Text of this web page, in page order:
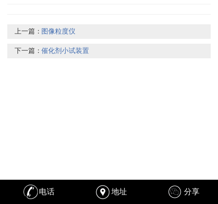
上一篇： 图像粒度仪
下一篇：催化剂小试装置
电话 地址 分享